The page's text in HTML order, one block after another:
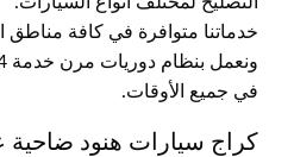
خدماتنا متوافرة في كافة مناطق
في جميع الأوقات.
كراج سيارات هنود ضاحية